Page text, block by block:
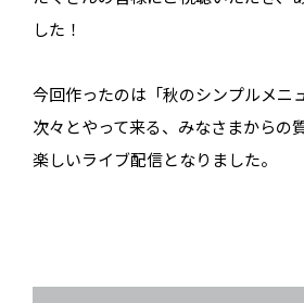
した！
今回作ったのは「秋のシンプルメニ
次々とやって来る、みなさまからの
楽しいライブ配信となりました。